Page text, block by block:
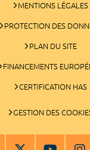
MENTIONS LÉGALES
PROTECTION DES
PLAN DU SITE
FINANCEMENTS
CERTIFICATION HAS
GESTION DES